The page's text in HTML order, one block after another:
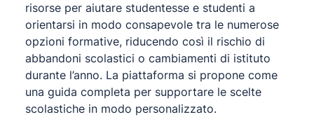
risorse per aiutare studentesse e studenti a
orientarsi in modo consapevole tra le numerose
opzioni formative, riducendo così il rischio di
abbandoni scolastici o cambiamenti di istituto
durante l’anno. La piattaforma si propone come
una guida completa per supportare le scelte
scolastiche in modo personalizzato.